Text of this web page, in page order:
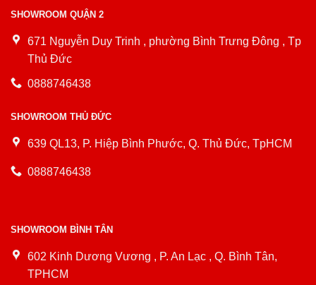
SHOWROOM QUẬN 2
671 Nguyễn Duy Trinh , phường Bình Trưng Đông , Tp
Thủ Đức
0888746438
SHOWROOM THỦ ĐỨC
639 QL13, P. Hiệp Bình Phước, Q. Thủ Đức, TpHCM
0888746438
SHOWROOM BÌNH TÂN
602 Kinh Dương Vương , P. An Lạc , Q. Bình Tân,
TPHCM